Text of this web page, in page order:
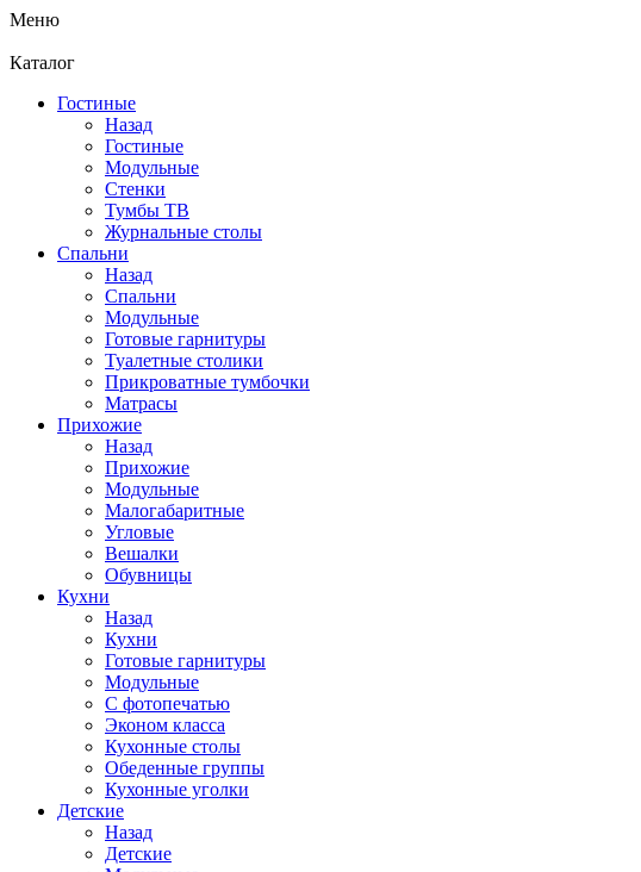
Меню
Каталог
Гостиные
Назад
Гостиные
Модульные
Стенки
Тумбы ТВ
Журнальные столы
Спальни
Назад
Спальни
Модульные
Готовые гарнитуры
Туалетные столики
Прикроватные тумбочки
Матрасы
Прихожие
Назад
Прихожие
Модульные
Малогабаритные
Угловые
Вешалки
Обувницы
Кухни
Назад
Кухни
Готовые гарнитуры
Модульные
С фотопечатью
Эконом класса
Кухонные столы
Обеденные группы
Кухонные уголки
Детские
Назад
Детские